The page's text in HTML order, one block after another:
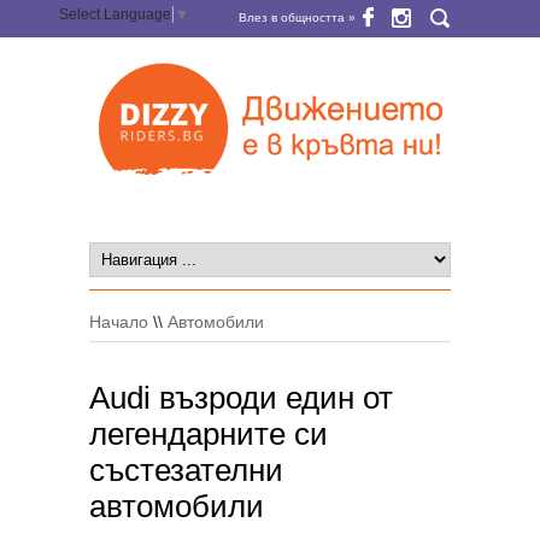
Select Language ▼ Влез в общността »
Начало \\ Автомобили
Audi възроди един от
легендарните си
състезателни
автомобили